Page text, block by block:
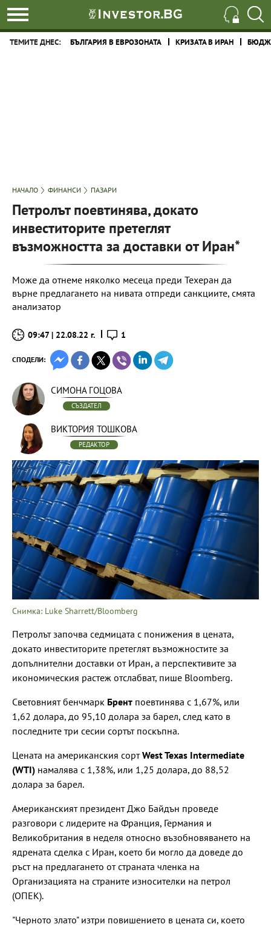
ТЕМИТЕ ДНЕС: БЪЛГАРИЯ В ЕВРОЗОНАТА КРИЗАТА В ИРАН
НАЧАЛО ФИНАНСИ ПАЗАРИ
Петролът поевтинява, докато
инвеститорите претеглят
възможността за доставки от Иран*
Може да отнеме няколко месеца преди Техеран да
върне предлагането на нивата отпреди санкциите, смята
анализатор
09:47 | 22.08.22 г. 1
СПОДЕЛИ:
СИМОНА ГОЦОВА
СЪЗДАТЕЛ
ВИКТОРИЯ ТОШКОВА
РЕДАКТОР
Снимка: Luke Sharrett/Bloomberg
Петролът започва седмицата с понижения в цената,
докато инвеститорите претеглят възможностите за
допълнителни доставки от Иран, а перспективите за
икономическия растеж отслабват, пише Bloomberg.
Световният бенчмарк Брент поевтинява с 1,67%, или
1,62 долара, до 95,10 долара за барел, след като в
последните три сесии сортът поскъпна.
Цената на американския сортWest Texas Intermediate
(WTI) намалява с 1,38%, или 1,25 долара, до 88,52
долара за барел.
Американският президент Джо Байдън проведе
разговори с лидерите на Франция, Германия и
Великобритания в неделя относно възобновяването на
ядрената сделка с Иран, което би могло да доведе до
ръст на предлагането от страната членка на
Организацията на страните износителки на петрол
(ОПЕК).
"Черното злато" изтри повишението в цената си, което